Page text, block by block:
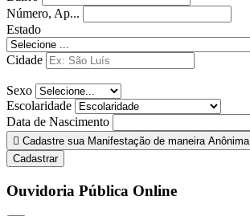
Número, Ap...
Estado
Cidade
Sexo
Escolaridade
Data de Nascimento
Cadastre sua Manifestação de maneira Anônima
Cadastrar
Ouvidoria Pública Online